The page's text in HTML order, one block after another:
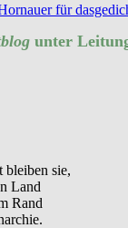
für
unter
bleiben sie,
Land
Rand